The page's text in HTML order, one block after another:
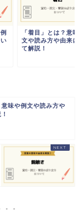
「着目」とは？意味
文や読み方や由来に
て解説！
意味や例文や読み方や